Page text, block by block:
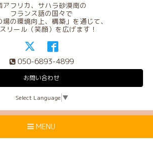
アフリカ、サハラ砂漠南の
フランス語の国々で
場の環境向上、構築」を通じて、
リール（笑顔）を広げます！
050-6893-4899
お問い合わせ
Select Language ▼
MENU